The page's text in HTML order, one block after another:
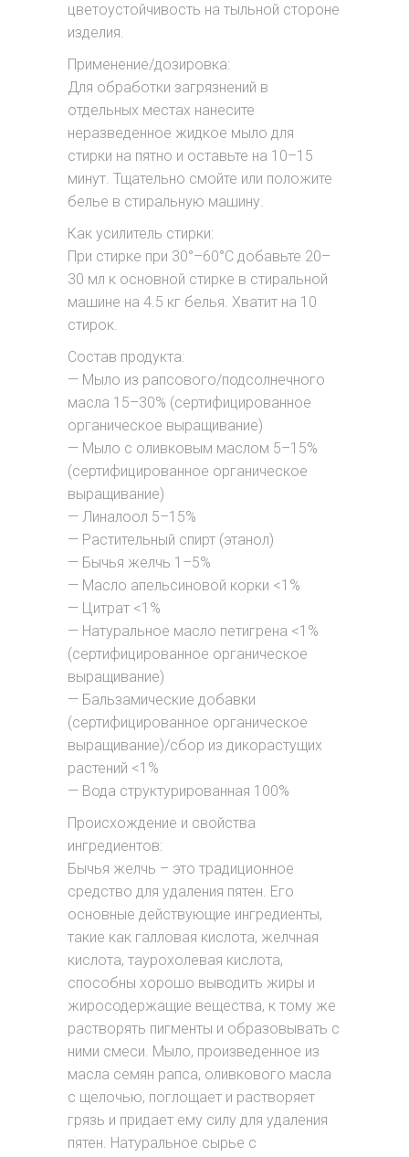
цветоустойчивость на тыльной стороне
изделия.
Применение/дозировка:
Для обработки загрязнений в
отдельных местах нанесите
неразведенное жидкое мыло для
стирки на пятно и оставьте на 10–15
минут. Тщательно смойте или положите
белье в стиральную машину.
Как усилитель стирки:
При стирке при 30°–60°C добавьте 20–
30 мл к основной стирке в стиральной
машине на 4.5 кг белья. Хватит на 10
стирок.
Состав продукта:
— Мыло из рапсового/подсолнечного
масла 15–30% (сертифицированное
органическое выращивание)
— Мыло с оливковым маслом 5–15%
(сертифицированное органическое
выращивание)
— Линалоол 5–15%
— Растительный спирт (этанол)
— Бычья желчь 1–5%
— Масло апельсиновой корки <1%
— Цитрат <1%
— Натуральное масло петигрена <1%
(сертифицированное органическое
выращивание)
— Бальзамические добавки
(сертифицированное органическое
выращивание)/сбор из дикорастущих
растений <1%
— Вода структурированная 100%
Происхождение и свойства
ингредиентов:
Бычья желчь – это традиционное
средство для удаления пятен. Его
основные действующие ингредиенты,
такие как галловая кислота, желчная
кислота, таурохолевая кислота,
способны хорошо выводить жиры и
жиросодержащие вещества, к тому же
растворять пигменты и образовывать с
ними смеси. Мыло, произведенное из
масла семян рапса, оливкового масла
с щелочью, поглощает и растворяет
грязь и придает ему силу для удаления
пятен. Натуральное сырье с